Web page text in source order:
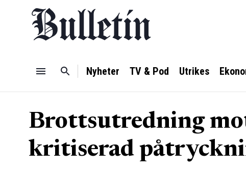
Nyheter TV & Pod Utrikes
Brottsutredning
kritiserad